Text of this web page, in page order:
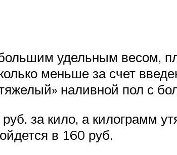
удельным весом,
меньше за счет
наливной пол с
за кило, а килограмм
в 160 руб.